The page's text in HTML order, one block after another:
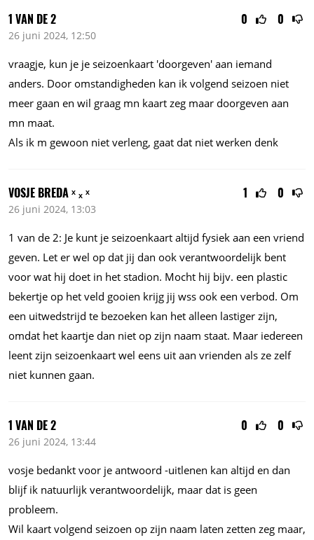
0 0
1 VAN DE 2
26 juni 2024, 12:50
vraagje, kun je je seizoenkaart 'doorgeven' aan iemand
anders. Door omstandigheden kan ik volgend seizoen niet
meer gaan en wil graag mn kaart zeg maar doorgeven aan
mn maat.
Als ik m gewoon niet verleng, gaat dat niet werken denk
1 0
VOSJE BREDA ˣ ₓ ˣ
26 juni 2024, 13:03
1 van de 2: Je kunt je seizoenkaart altijd fysiek aan een vriend
geven. Let er wel op dat jij dan ook verantwoordelijk bent
voor wat hij doet in het stadion. Mocht hij bijv. een plastic
bekertje op het veld gooien krijg jij wss ook een verbod. Om
een uitwedstrijd te bezoeken kan het alleen lastiger zijn,
omdat het kaartje dan niet op zijn naam staat. Maar iedereen
leent zijn seizoenkaart wel eens uit aan vrienden als ze zelf
niet kunnen gaan.
0 0
1 VAN DE 2
26 juni 2024, 13:44
vosje bedankt voor je antwoord -uitlenen kan altijd en dan
blijf ik natuurlijk verantwoordelijk, maar dat is geen
probleem.
Wil kaart volgend seizoen op zijn naam laten zetten zeg maar,